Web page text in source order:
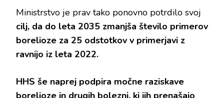
Ministrstvo je prav tako ponovno potrdilo svoj
cilj, da do leta 2035 zmanjša število primerov
borelioze za 25 odstotkov v primerjavi z
ravnijo iz leta 2022.
HHS še naprej podpira močne raziskave
borelioze in drugih bolezni, ki jih prenašajo